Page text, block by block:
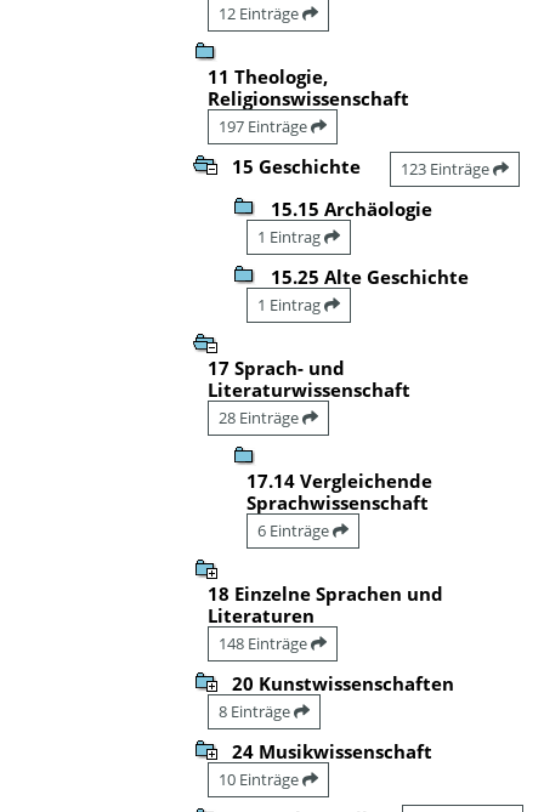
12 Einträge
11 Theologie,
Religionswissenschaft
197 Einträge
15 Geschichte 123 Einträge
15.15 Archäologie
1 Eintrag
15.25 Alte Geschichte
1 Eintrag
17 Sprach- und
Literaturwissenschaft
28 Einträge
17.14 Vergleichende
Sprachwissenschaft
6 Einträge
18 Einzelne Sprachen und
Literaturen
148 Einträge
20 Kunstwissenschaften
8 Einträge
24 Musikwissenschaft
10 Einträge